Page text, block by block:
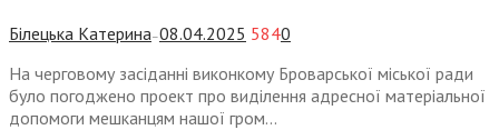
Білецька Катерина —08.04.2025 5840
На черговому засіданні виконкому Броварської міської ради
було погоджено проект про виділення адресної матеріальної
допомоги мешканцям нашої гром...